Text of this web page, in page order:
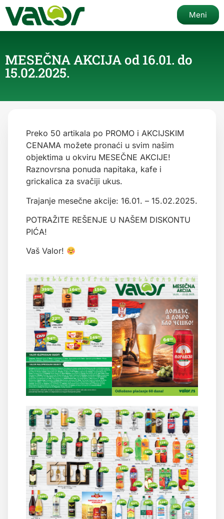
Meni
MESEČNA AKCIJA od 16.01. do
15.02.2025.
Preko 50 artikala po PROMO i AKCIJSKIM
CENAMA možete pronaći u svim našim
objektima u okviru MESEČNE AKCIJE!
Raznovrsna ponuda napitaka, kafe i
grickalica za svačiji ukus.
Trajanje mesečne akcije: 16.01. – 15.02.2025.
POTRAŽITE REŠENJE U NAŠEM DISKONTU
PIĆA!
Vaš Valor!